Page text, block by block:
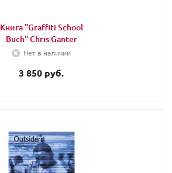
Книга "Graffiti School
Buch" Chris Ganter
Нет в наличии
3 850 руб.